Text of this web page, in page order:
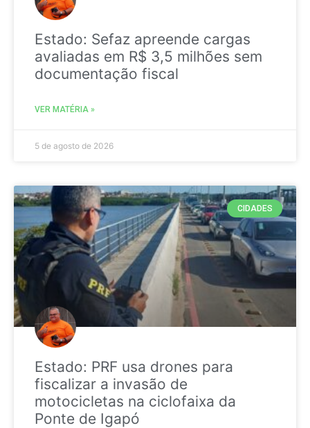
Estado: Sefaz apreende cargas
avaliadas em R$ 3,5 milhões sem
documentação fiscal
VER MATÉRIA »
5 de agosto de 2026
CIDADES
Estado: PRF usa drones para
fiscalizar a invasão de
motocicletas na ciclofaixa da
Ponte de Igapó